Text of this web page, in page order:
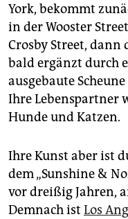
York, bekommt
in der Wooster
Crosby Street, dann
bald ergänzt durch
ausgebaute
Ihre Lebenspartner
Hunde und Katzen.
Ihre Kunst aber ist
dem „Sunshine &
vor dreißig Jahren,
Demnach ist Los